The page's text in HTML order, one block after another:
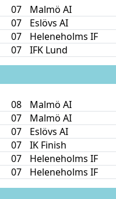
07 Malmö AI
07 Eslövs AI
07 Heleneholms IF
07 IFK Lund
08 Malmö AI
07 Malmö AI
07 Eslövs AI
07 IK Finish
07 Heleneholms IF
07 Heleneholms IF